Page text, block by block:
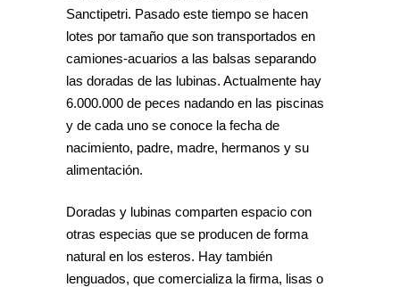
Sanctipetri. Pasado este tiempo se hacen
lotes por tamaño que son transportados en
camiones-acuarios a las balsas separando
las doradas de las lubinas. Actualmente hay
6.000.000 de peces nadando en las piscinas
y de cada uno se conoce la fecha de
nacimiento, padre, madre, hermanos y su
alimentación.
Doradas y lubinas comparten espacio con
otras especias que se producen de forma
natural en los esteros. Hay también
lenguados, que comercializa la firma, lisas o